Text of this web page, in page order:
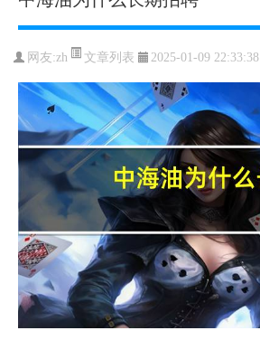
网友:zh 文章列表 2025-01-09 22:33:38